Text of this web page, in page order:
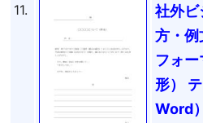
11.
社外ビ
方・例
フォ
形）
Word